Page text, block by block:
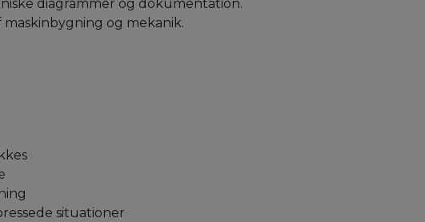
diagrammer og dokumentation.
og mekanik.
situationer